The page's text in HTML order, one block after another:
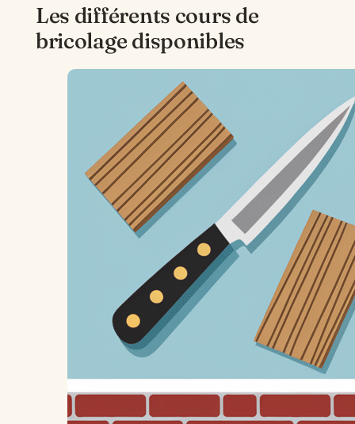
Les différents cours de
bricolage disponibles